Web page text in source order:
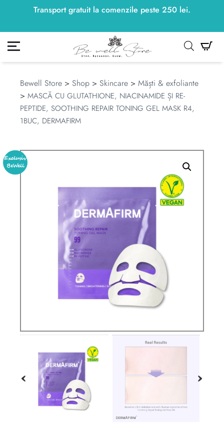
Transport gratuit la comenzile peste 250 lei.
250lei
meu
Bewell Store > Shop > Skincare > Măști & exfoliante
> MASCĂ CU GLUTATHIONE, NIACINAMIDE ȘI RE-
PEPTIDE, SOOTHING REPAIR TONING GEL MASK R4,
1BUC, DERMAFIRM
Exclusiv
BeWell